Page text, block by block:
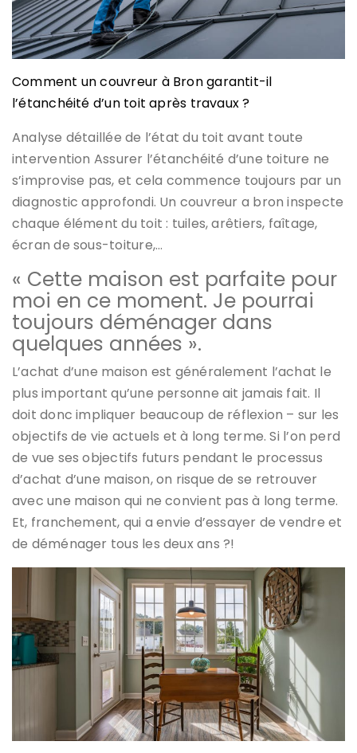
Comment un couvreur à Bron garantit-il
l’étanchéité d’un toit après travaux ?
Analyse détaillée de l’état du toit avant toute
intervention Assurer l’étanchéité d’une toiture ne
s’improvise pas, et cela commence toujours par un
diagnostic approfondi. Un couvreur a bron inspecte
chaque élément du toit : tuiles, arêtiers, faîtage,
écran de sous-toiture,…
« Cette maison est parfaite pour
moi en ce moment. Je pourrai
toujours déménager dans
quelques années ».
L’achat d’une maison est généralement l’achat le
plus important qu’une personne ait jamais fait. Il
doit donc impliquer beaucoup de réflexion – sur les
objectifs de vie actuels et à long terme. Si l’on perd
de vue ses objectifs futurs pendant le processus
d’achat d’une maison, on risque de se retrouver
avec une maison qui ne convient pas à long terme.
Et, franchement, qui a envie d’essayer de vendre et
de déménager tous les deux ans ?!